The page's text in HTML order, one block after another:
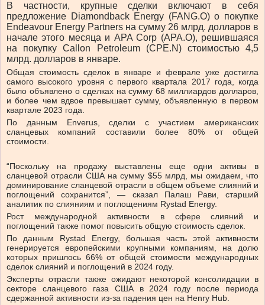
В частности, крупные сделки включают в себя
предложение Diamondback Energy (FANG.O) о покупке
Endeavour Energy Partners на сумму 26 млрд. долларов в
начале этого месяца и APA Corp (APA.O), решившаяся
на покупку Callon Petroleum (CPE.N) стоимостью 4,5
млрд. долларов в январе.
Общая стоимость сделок в январе и феврале уже достигла
самого высокого уровня с первого квартала 2017 года, когда
было объявлено о сделках на сумму 68 миллиардов долларов,
и более чем вдвое превышает сумму, объявленную в первом
квартале 2023 года.
По данным Enverus, сделки с участием американских
сланцевых компаний составили более 80% от общей
стоимости.
“Поскольку на продажу выставлены еще одни активы в
сланцевой отрасли США на сумму $55 млрд, мы ожидаем, что
доминирование сланцевой отрасли в общем объеме слияний и
поглощений сохранится”, — сказал Палаш Рави, старший
аналитик по слияниям и поглощениям Rystad Energy.
Рост международной активности в сфере слияний и
поглощений также помог повысить общую стоимость сделок.
По данным Rystad Energy, большая часть этой активности
генерируется европейскими крупными компаниям, на долю
которых пришлось 66% от общей стоимости международных
сделок слияний и поглощений в 2024 году.
Эксперты отрасли также ожидают некоторой консолидации в
секторе сланцевого газа США в 2024 году после периода
сдержанной активности из-за падения цен на Henry Hub.